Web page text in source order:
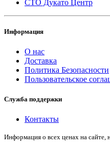
СТО Дукато Центр
Информация
О нас
Доставка
Политика Безопасности
Пользовательское
Служба поддержки
Контакты
Информация о всех ценах на